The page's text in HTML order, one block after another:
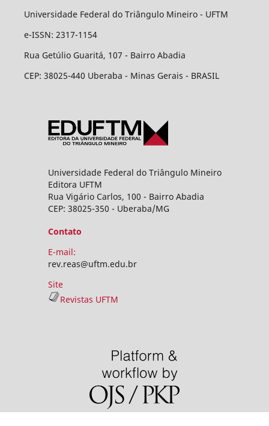
Universidade Federal do Triângulo Mineiro - UFTM
e-ISSN: 2317-1154
Rua Getúlio Guaritá, 107 - Bairro Abadia
CEP: 38025-440 Uberaba - Minas Gerais - BRASIL
Universidade Federal do Triângulo Mineiro
Editora UFTM
Rua Vigário Carlos, 100 - Bairro Abadia
CEP: 38025-350 - Uberaba/MG
Contato
E-mail:
rev.reas@uftm.edu.br
Site
Revistas UFTM